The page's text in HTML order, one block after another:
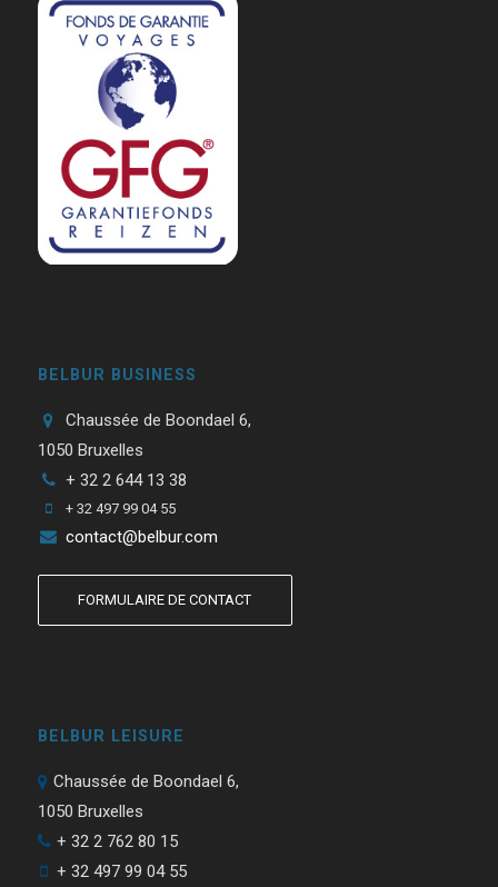
BELBUR BUSINESS
Chaussée de Boondael 6,
1050 Bruxelles
+ 32 2 644 13 38
+ 32 497 99 04 55
contact@belbur.com
FORMULAIRE DE CONTACT
BELBUR LEISURE
Chaussée de Boondael 6,
1050 Bruxelles
+ 32 2 762 80 15
+ 32 497 99 04 55